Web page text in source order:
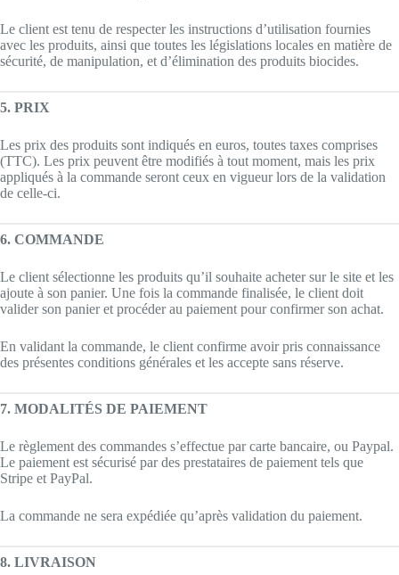
Le client est tenu de respecter les instructions d’utilisation fournies
avec les produits, ainsi que toutes les législations locales en matière de
sécurité, de manipulation, et d’élimination des produits biocides.
5. PRIX
Les prix des produits sont indiqués en euros, toutes taxes comprises
(TTC). Les prix peuvent être modifiés à tout moment, mais les prix
appliqués à la commande seront ceux en vigueur lors de la validation
de celle-ci.
6. COMMANDE
Le client sélectionne les produits qu’il souhaite acheter sur le site et les
ajoute à son panier. Une fois la commande finalisée, le client doit
valider son panier et procéder au paiement pour confirmer son achat.
En validant la commande, le client confirme avoir pris connaissance
des présentes conditions générales et les accepte sans réserve.
7. MODALITÉS DE PAIEMENT
Le règlement des commandes s’effectue par carte bancaire, ou Paypal.
Le paiement est sécurisé par des prestataires de paiement tels que
Stripe et PayPal.
La commande ne sera expédiée qu’après validation du paiement.
8. LIVRAISON